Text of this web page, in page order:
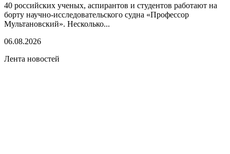
40 российских ученых, аспирантов и студентов работают на
борту научно-исследовательского судна «Профессор
Мультановский». Несколько...
06.08.2026
Лента новостей